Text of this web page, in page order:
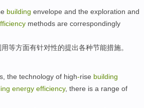
building envelope and the exploration and
methods are correspondingly
等方面有针对性的提出各种节能措施。
, the technology of high-rise building
energy efficiency, there is a range of